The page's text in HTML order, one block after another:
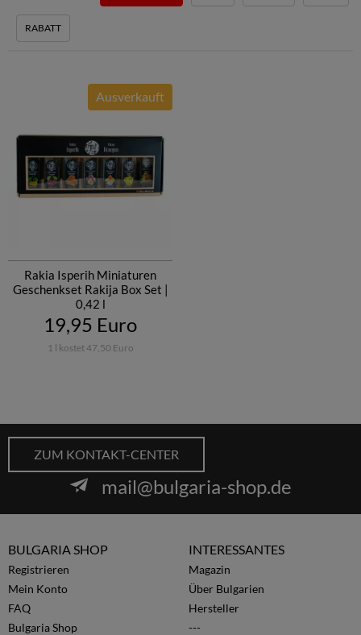
Vini Sliven
Vinprom Karnobat
Vinprom Peshtera
RABATT
Rakia Isperih Miniaturen
Geschenkset Rakija Box Set |
0,42 l
Ausverkauft
19,95 Euro
1 l kostet 47,50 Euro
ZUM KONTAKT-CENTER
mail@bulgaria-shop.de
BULGARIA SHOP
Registrieren
Mein Konto
FAQ
Bulgaria Shop
INTERESSANTES
Magazin
Über Bulgarien
Hersteller
---